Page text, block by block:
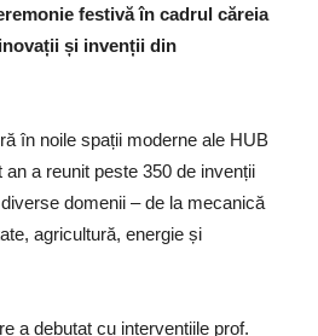
festivă în cadrul căreia
și invenții din
în noile spații moderne ale HUB
a reunit peste 350 de invenții
domenii – de la mecanică
agricultură, energie și
a debutat cu intervențiile prof.